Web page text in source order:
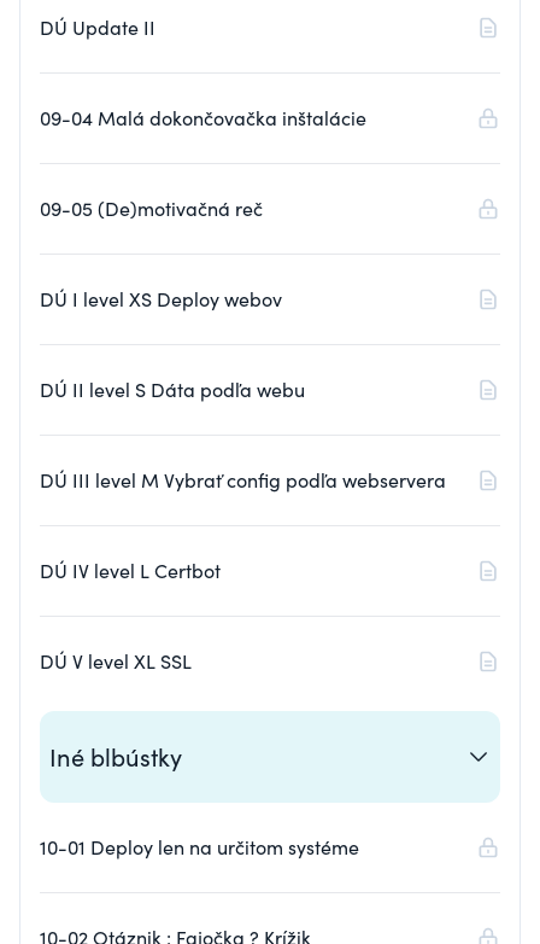
DÚ Update II
09-04 Malá dokončovačka inštalácie
09-05 (De)motivačná reč
DÚ I level XS Deploy webov
DÚ II level S Dáta podľa webu
DÚ III level M Vybrať config podľa webservera
DÚ IV level L Certbot
DÚ V level XL SSL
Iné blbústky
10-01 Deploy len na určitom systéme
10-02 Otáznik : Fajočka ? Krížik